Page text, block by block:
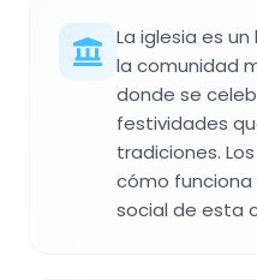
La iglesia es
la comunidad
donde se
festividades
tradiciones.
cómo
social de esta